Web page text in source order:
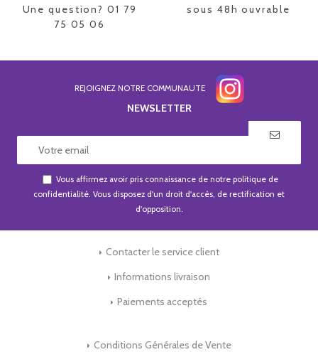
Une question? 01 79
75 05 06
sous 48h ouvrable
REJOIGNEZ NOTRE COMMUNAUTE
NEWSLETTER
Vous affirmez avoir pris connaissance de notre politique de
confidentialité. Vous disposez d'un droit d'accès, de rectification et
d'opposition.
Contacter le service client
Informations livraison
Paiements acceptés
Conditions Générales de Vente